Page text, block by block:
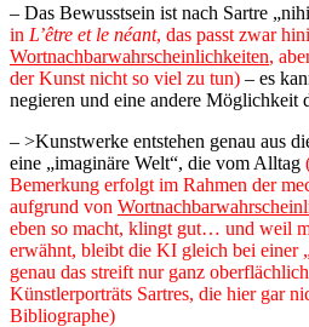
– Das Bewusstsein ist nach Sartre
in L’être et le néant, das passt zwar
Wortnachbarwahrscheinlichkeiten,
der Kunst nicht so viel zu tun) – es
negieren und eine andere Möglichkeit
– >Kunstwerke entstehen genau aus
eine „imaginäre Welt“, die vom Alltag
Bemerkung erfolgt im Rahmen der
aufgrund von
eben so macht, klingt gut… und weil
erwähnt, bleibt die KI gleich bei einer
genau das streift nur ganz
Künstlerporträts Sartres, die hier gar
Bibliographe)